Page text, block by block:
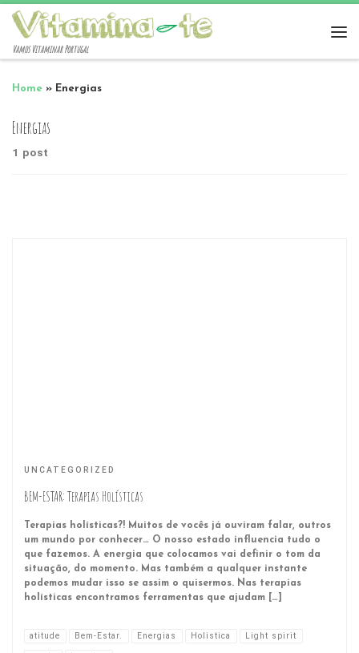
Vamos Vitaminar Portugal
Home » Energias
Energias
1 post
UNCATEGORIZED
BEM-ESTAR: Terapias Holísticas
Terapias holísticas?! Muitos de vocês já ouviram falar, outros
um mundo por conhecer… O nosso estado influencia tudo o
que fazemos. A energia que colocamos vai definir o tom da
situação, do momento. Mas também a qualquer instante
podemos mudar isso se assim o quisermos. Nas terapias
holísticas encontramos ferramentas que ajudam […]
atitude Bem-Estar. Energias Holistica
Light spirit